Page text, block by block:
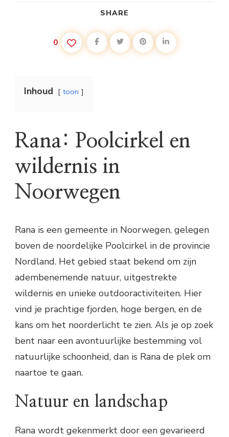
SHARE
0
Inhoud toon
Rana: Poolcirkel en
wildernis in
Noorwegen
Rana is een gemeente in Noorwegen, gelegen
boven de noordelijke Poolcirkel in de provincie
Nordland. Het gebied staat bekend om zijn
adembenemende natuur, uitgestrekte
wildernis en unieke outdooractiviteiten. Hier
vind je prachtige fjorden, hoge bergen, en de
kans om het noorderlicht te zien. Als je op zoek
bent naar een avontuurlijke bestemming vol
natuurlijke schoonheid, dan is Rana de plek om
naartoe te gaan.
Natuur en landschap
Rana wordt gekenmerkt door een gevarieerd